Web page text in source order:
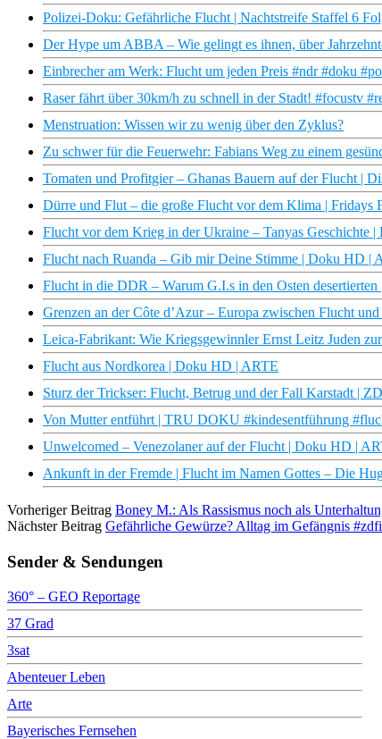
Polizei-Doku: Gefährliche Flucht | Nachtstreife Staffel 6
Der Hype um ABBA – Wie gelingt es ihnen, über
Einbrecher am Werk: Flucht um jeden Preis #ndr #doku
Raser fährt über 30km/h zu schnell in der Stadt! #focustv
Menstruation: Wissen wir zu wenig über den Zyklus?
Zu schwer für die Feuerwehr: Fabians Weg zu einem
Tomaten und Profitgier – Ghanas Bauern auf der Flucht |
Dürre und Flut – die große Flucht vor dem Klima | Fridays
Flucht vor dem Krieg in der Ukraine – Tanyas Geschichte
Flucht nach Ruanda – Gib mir Deine Stimme | Doku HD |
Flucht in die DDR – Warum G.I.s in den Osten
Grenzen an der Côte d’Azur – Europa zwischen Flucht
Leica-Fabrikant: Wie Kriegsgewinnler Ernst Leitz Juden
Flucht aus Nordkorea | Doku HD | ARTE
Sturz der Trickser: Flucht, Betrug und der Fall Karstadt |
Von Mutter entführt | TRU DOKU #kindesentführung
Unwelcomed – Venezolaner auf der Flucht | Doku HD |
Ankunft in der Fremde | Flucht im Namen Gottes – Die
Vorheriger Beitrag Boney M.: Als Rassismus noch als
Nächster Beitrag Gefährliche Gewürze? Alltag im Gefängnis
Sender & Sendungen
360° – GEO Reportage
37 Grad
3sat
Abenteuer Leben
Arte
Bayerisches Fernsehen